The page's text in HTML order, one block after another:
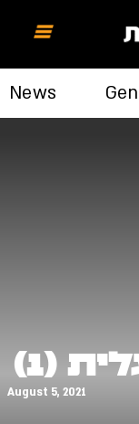
News
August 5, 2021